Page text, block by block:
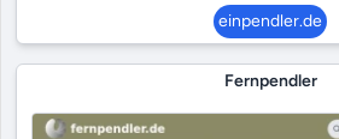
einpendler.de
Fernpendler